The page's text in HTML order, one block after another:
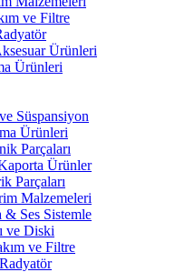
ve Filtre
Ürünleri
Ürünleri
Süspansiyon
Ürünleri
Parçaları
Ürünler
Parçaları
Malzemeleri
Ses Sistemle
ve Diski
ve Filtre